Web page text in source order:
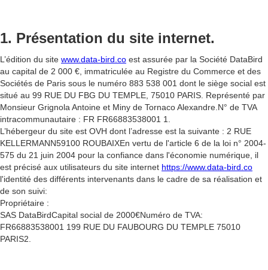
1. Présentation du site internet.
L’édition du site www.data-bird.co est assurée par la Société DataBird
au capital de 2 000 €, immatriculée au Registre du Commerce et des
Sociétés de Paris sous le numéro 883 538 001 dont le siège social est
situé au 99 RUE DU FBG DU TEMPLE, 75010 PARIS. Représenté par
Monsieur Grignola Antoine et Miny de Tornaco Alexandre.N° de TVA
intracommunautaire : FR FR66883538001 1.
L’hébergeur du site est OVH dont l’adresse est la suivante : 2 RUE
KELLERMANN59100 ROUBAIXEn vertu de l'article 6 de la loi n° 2004-
575 du 21 juin 2004 pour la confiance dans l'économie numérique, il
est précisé aux utilisateurs du site internet https://www.data-bird.co
l'identité des différents intervenants dans le cadre de sa réalisation et
de son suivi:
Propriétaire :
SAS DataBirdCapital social de 2000€Numéro de TVA:
FR66883538001 199 RUE DU FAUBOURG DU TEMPLE 75010
PARIS2.